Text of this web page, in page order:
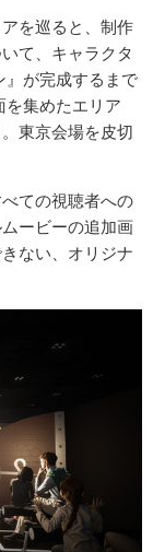
を巡ると、制作
て、キャラクタ
』が完成するまで
を集めたエリア
東京会場を皮切
ての視聴者への
ービーの追加画
ない、オリジナ